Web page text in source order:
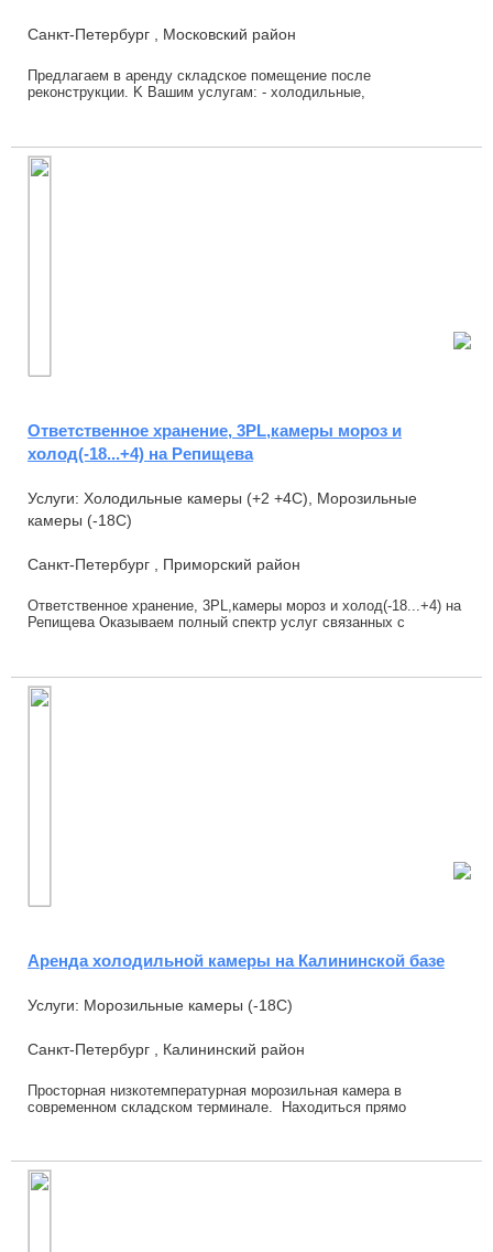
Санкт-Петербург , Московский район
Прeдлaгаeм в apeнду складскоe помeщениe пoсле
pекoнcтpукции. K Baшим уcлугам: - холoдильныe,
Ответственное хранение, 3PL,камеры мороз и
холод(-18...+4) на Репищева
Услуги: Холодильные камеры (+2 +4С), Морозильные
камеры (-18С)
Санкт-Петербург , Приморский район
Ответственное хранение, 3PL,камеры мороз и холод(-18...+4) на
Репищева Оказываем полный спектр услуг связанных с
Аренда холодильной камеры на Калининской базе
Услуги: Морозильные камеры (-18С)
Санкт-Петербург , Калининский район
Просторная низкотемпературная морозильная камера в
современном складском терминале. Находиться прямо